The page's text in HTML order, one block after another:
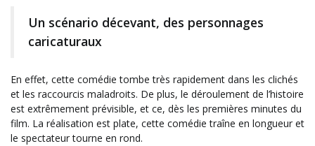
Un scénario décevant, des personnages
caricaturaux
En effet, cette comédie tombe très rapidement dans les clichés
et les raccourcis maladroits. De plus, le déroulement de l’histoire
est extrêmement prévisible, et ce, dès les premières minutes du
film. La réalisation est plate, cette comédie traîne en longueur et
le spectateur tourne en rond.